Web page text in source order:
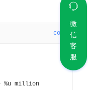
code
million
微
信
客
服